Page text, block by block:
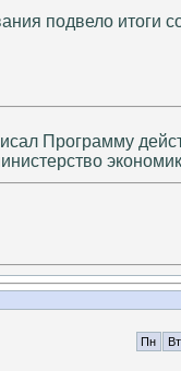
подвело итоги
Программу
Пн Вт